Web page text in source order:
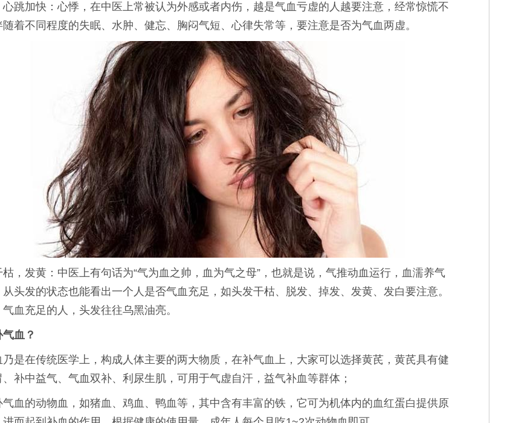
心跳加快：心悸，在中医上常被认为外感或者内伤，越是气血亏虚的人越要注意，经常惊慌不
着不同程度的失眠、水肿、健忘、胸闷气短、心律失常等，要注意是否为气血两虚。
枯，发黄：中医上有句话为“气为血之帅，血为气之母”，也就是说，气推动血运行，血濡养气
从头发的状态也能看出一个人是否气血充足，如头发干枯、脱发、掉发、发黄、发白要注意。
气血充足的人，头发往往乌黑油亮。
血？
乃是在传统医学上，构成人体主要的两大物质，在补气血上，大家可以选择黄芪，黄芪具有健
、补中益气、气血双补、利尿生肌，可用于气虚自汗，益气补血等群体；
气血的动物血，如猪血、鸡血、鸭血等，其中含有丰富的铁，它可为机体内的血红蛋白提供原